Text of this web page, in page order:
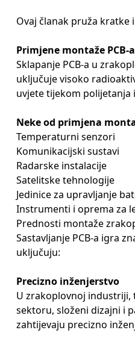
Ovaj članak pruža kratke
Primjene montaže
Sklapanje PCB-a u
uključuje visoko
uvjete tijekom polijetanja
Neke od primjena
Temperaturni senzori
Komunikacijski sustavi
Radarske instalacije
Satelitske tehnologije
Jedinice za upravljanje
Instrumenti i oprema za
Prednosti montaže
Sastavljanje PCB-a igra
uključuju:
Precizno inženjerstvo
U zrakoplovnoj industriji,
sektoru, složeni dizajni i
zahtijevaju precizno